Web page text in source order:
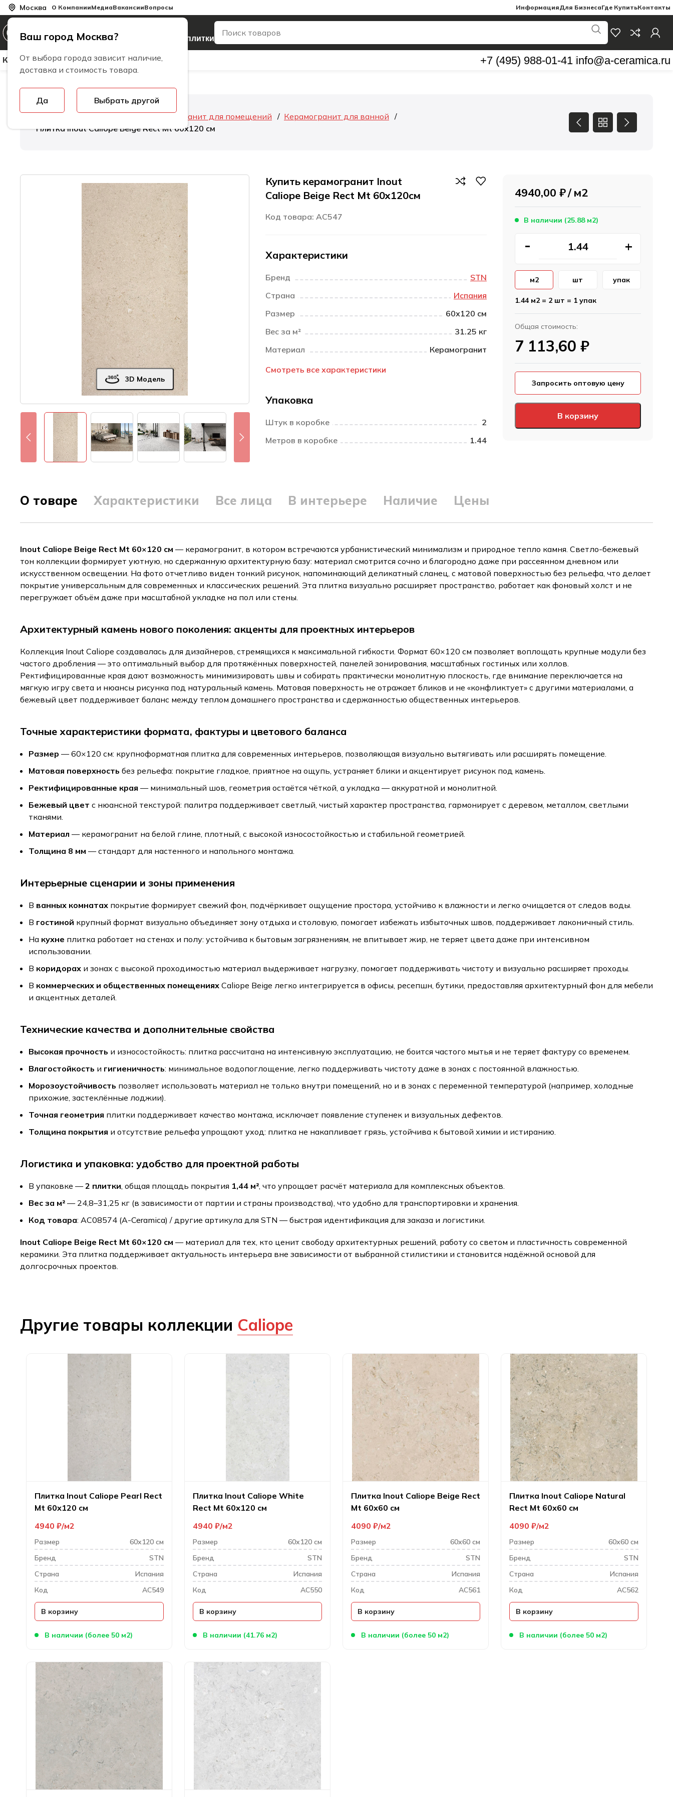
Москва
Ваш город Москва?
От выбора города зависит наличие,
доставка и стоимость товара.
Да Выбрать другой
О КомпанииМедиаВакансииВопросы ИнформацияДля БизнесаГде КупитьКонтакты
керамогранита и плитки
Керамическая ПлиткаКерамогранитБренды +7 (495) 988-01-41 info@a-ceramica.ru
Керамогранит для помещений
Керамогранит для ванной
Плитка Inout Caliope Beige Rect Mt 60х120 см
3D Модель
Купить керамогранит Inout
Caliope Beige Rect Mt 60x120см
Код товара: AC547
Характеристики
Бренд
STN
Страна
Испания
Размер
60х120 см
Вес за м²
31.25 кг
Материал
Керамогранит
Смотреть все характеристики
Упаковка
Штук в коробке
2
Метров в коробке
1.44
4940,00 ₽ м2
В наличии (25.88 м2)
В корзину
м2 шт упак
1.44 м2 = 2 шт = 1 упак
Общая стоимость:
7 113,60 ₽
Запросить оптовую цену
О товаре Характеристики Все лица В интерьере Наличие Цены
Inout Caliope Beige Rect Mt 60×120 см — керамогранит, в котором встречаются урбанистический минимализм и природное тепло камня. Светло-бежевый
тон коллекции формирует уютную, но сдержанную архитектурную базу: материал смотрится сочно и благородно даже при рассеянном дневном или
искусственном освещении. На фото отчетливо виден тонкий рисунок, напоминающий деликатный сланец, с матовой поверхностью без рельефа, что делает
покрытие универсальным для современных и классических решений. Эта плитка визуально расширяет пространство, работает как фоновый холст и не
перегружает объём даже при масштабной укладке на пол или стены.
Архитектурный камень нового поколения: акценты для проектных интерьеров
Коллекция Inout Caliope создавалась для дизайнеров, стремящихся к максимальной гибкости. Формат 60×120 см позволяет воплощать крупные модули без
частого дробления — это оптимальный выбор для протяжённых поверхностей, панелей зонирования, масштабных гостиных или холлов.
Ректифицированные края дают возможность минимизировать швы и собирать практически монолитную плоскость, где внимание переключается на
мягкую игру света и нюансы рисунка под натуральный камень. Матовая поверхность не отражает бликов и не «конфликтует» с другими материалами, а
бежевый цвет поддерживает баланс между теплом домашнего пространства и сдержанностью общественных интерьеров.
Точные характеристики формата, фактуры и цветового баланса
Размер — 60×120 см: крупноформатная плитка для современных интерьеров, позволяющая визуально вытягивать или расширять помещение.
Матовая поверхность без рельефа: покрытие гладкое, приятное на ощупь, устраняет блики и акцентирует рисунок под камень.
Ректифицированные края — минимальный шов, геометрия остаётся чёткой, а укладка — аккуратной и монолитной.
Бежевый цвет с нюансной текстурой: палитра поддерживает светлый, чистый характер пространства, гармонирует с деревом, металлом, светлыми
тканями.
Материал — керамогранит на белой глине, плотный, с высокой износостойкостью и стабильной геометрией.
Толщина 8 мм — стандарт для настенного и напольного монтажа.
Интерьерные сценарии и зоны применения
В ванных комнатах покрытие формирует свежий фон, подчёркивает ощущение простора, устойчиво к влажности и легко очищается от следов воды.
В гостиной крупный формат визуально объединяет зону отдыха и столовую, помогает избежать избыточных швов, поддерживает лаконичный стиль.
На кухне плитка работает на стенах и полу: устойчива к бытовым загрязнениям, не впитывает жир, не теряет цвета даже при интенсивном
использовании.
В коридорах и зонах с высокой проходимостью материал выдерживает нагрузку, помогает поддерживать чистоту и визуально расширяет проходы.
В коммерческих и общественных помещениях Caliope Beige легко интегрируется в офисы, ресепшн, бутики, предоставляя архитектурный фон для мебели
и акцентных деталей.
Технические качества и дополнительные свойства
Высокая прочность и износостойкость: плитка рассчитана на интенсивную эксплуатацию, не боится частого мытья и не теряет фактуру со временем.
Влагостойкость и гигиеничность: минимальное водопоглощение, легко поддерживать чистоту даже в зонах с постоянной влажностью.
Морозоустойчивость позволяет использовать материал не только внутри помещений, но и в зонах с переменной температурой (например, холодные
прихожие, застеклённые лоджии).
Точная геометрия плитки поддерживает качество монтажа, исключает появление ступенек и визуальных дефектов.
Толщина покрытия и отсутствие рельефа упрощают уход: плитка не накапливает грязь, устойчива к бытовой химии и истиранию.
Логистика и упаковка: удобство для проектной работы
В упаковке —2 плитки, общая площадь покрытия 1,44 м², что упрощает расчёт материала для комплексных объектов.
Вес за м² — 24,8–31,25 кг (в зависимости от партии и страны производства), что удобно для транспортировки и хранения.
Код товара: AC08574 (A-Ceramica) / другие артикула для STN — быстрая идентификация для заказа и логистики.
Inout Caliope Beige Rect Mt 60×120 см — материал для тех, кто ценит свободу архитектурных решений, работу со светом и пластичность современной
керамики. Эта плитка поддерживает актуальность интерьера вне зависимости от выбранной стилистики и становится надёжной основой для
долгосрочных проектов.
Другие товары коллекции Сaliope
Плитка Inout Caliope Pearl Rect
Mt 60х120 см
В наличии (более 50 м2)
4940 ₽ м2
Размер
60х120 см
Бренд
STN
Cтрана
Испания
Код
AC549
В корзину
Плитка Inout Caliope White
Rect Mt 60х120 см
В наличии (41.76 м2)
4940 ₽ м2
Размер
60х120 см
Бренд
STN
Cтрана
Испания
Код
AC550
В корзину
Плитка Inout Caliope Beige Rect
Mt 60х60 см
В наличии (более 50 м2)
4090 ₽ м2
Размер
60х60 см
Бренд
STN
Cтрана
Испания
Код
AC561
В корзину
Плитка Inout Caliope Natural
Rect Mt 60х60 см
В наличии (более 50 м2)
4090 ₽ м2
Размер
60х60 см
Бренд
STN
Cтрана
Испания
Код
AC562
В корзину